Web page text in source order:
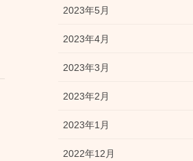
2023年5月
2023年4月
2023年3月
2023年2月
2023年1月
2022年12月